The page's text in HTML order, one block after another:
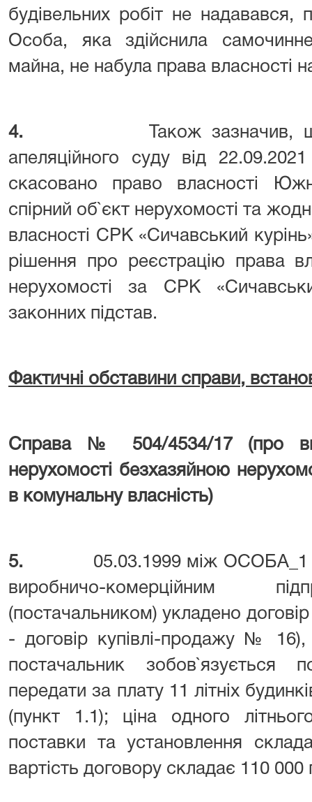
будівельних робіт не надавався,
Особа, яка здійснила
майна, не набула права власності
4.
Також зазначив,
апеляційного суду від
скасовано право власності
спірний об`єкт нерухомості та
власності СРК «Сичавський
рішення про реєстрацію права
нерухомості за СРК
законних підстав.
Фактичні обставини справи,
Справа № 504/4534/17 (про
нерухомості безхазяйною
в комунальну власність)
5. 05.03.1999 між ОСОБА_1
виробничо-комерційним
(постачальником) укладено
- договір купівлі-продажу №
постачальник зобов`язується
передати за плату 11 літніх
(пункт 1.1); ціна одного
поставки та установлення
вартість договору складає 110 000